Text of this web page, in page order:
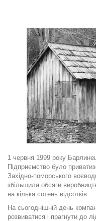
1 червня 1999 року
Підприємство було
Західно-поморського
збільшила обсяги
на кілька сотень відсотків.
На сьогоднішній день
розвиватися і прагнути до